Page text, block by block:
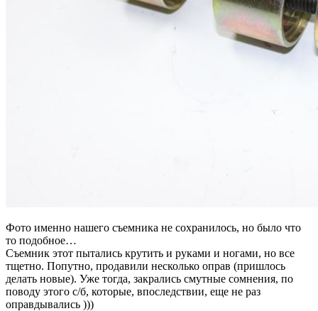
Фото именно нашего съемника не сохранилось, но было что
то подобное…
Съемник этот пытались крутить и руками и ногами, но все
тщетно. Попутно, продавили несколько оправ (пришлось
делать новые). Уже тогда, закрались смутные сомнения, по
поводу этого с/б, которые, впоследствии, еще не раз
оправдывались )))